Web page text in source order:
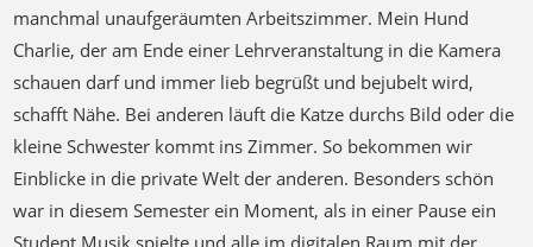
manchmal unaufgeräumten Arbeitszimmer. Mein Hund
Charlie, der am Ende einer Lehrveranstaltung in die Kamera
schauen darf und immer lieb begrüßt und bejubelt wird,
schafft Nähe. Bei anderen läuft die Katze durchs Bild oder die
kleine Schwester kommt ins Zimmer. So bekommen wir
Einblicke in die private Welt der anderen. Besonders schön
war in diesem Semester ein Moment, als in einer Pause ein